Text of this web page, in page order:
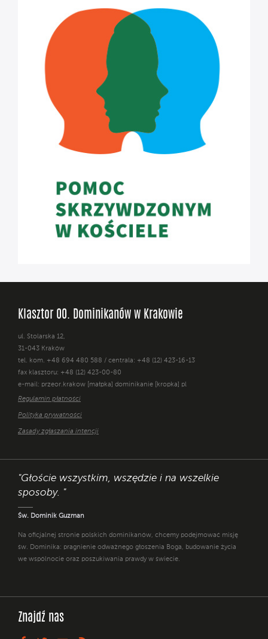
Klasztor OO. Dominikanów w Krakowie
ul. Stolarska 12,
31-043 Kraków
tel. kom. +48 694 480 588 / centrala: +48 (12) 423-16-13
fax klasztoru: +48 (12) 423-00-80
e-mail: przeor.krakow [małpka] dominikanie [kropka] pl
Regulamin płatności
Polityka prywatności
Zasady zgłaszania intencji
"Głoście wszystkim, wszędzie i na wszelkie
sposoby. "
Św. Dominik Guzman
Na oficjalnej stronie polskich dominikanów, chcemy podejmować misję
św. Dominika: pragnienie odważnego głoszenia Boga, budowanie życia
we wspólnocie oraz poszukiwania prawdy w świecie.
Znajdź nas